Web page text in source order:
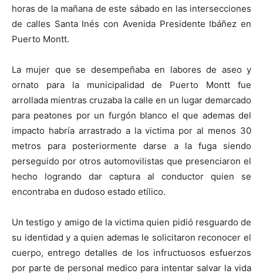
horas de la mañana de este sábado en las intersecciones
de calles Santa Inés con Avenida Presidente Ibáñez en
Puerto Montt.
La mujer que se desempeñaba en labores de aseo y
ornato para la municipalidad de Puerto Montt fue
arrollada mientras cruzaba la calle en un lugar demarcado
para peatones por un furgón blanco el que ademas del
impacto habría arrastrado a la victima por al menos 30
metros para posteriormente darse a la fuga siendo
perseguido por otros automovilistas que presenciaron el
hecho logrando dar captura al conductor quien se
encontraba en dudoso estado etílico.
Un testigo y amigo de la victima quien pidió resguardo de
su identidad y a quien ademas le solicitaron reconocer el
cuerpo, entrego detalles de los infructuosos esfuerzos
por parte de personal medico para intentar salvar la vida